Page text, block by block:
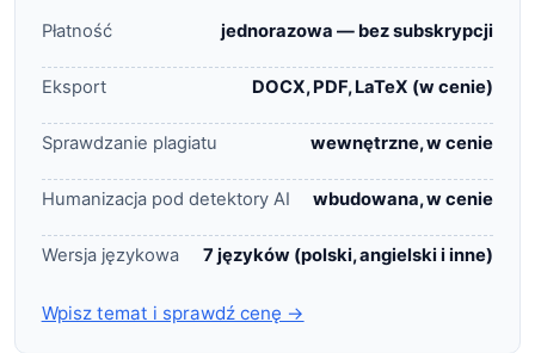
Płatność jednorazowa — bez subskrypcji
Eksport DOCX, PDF, LaTeX (w cenie)
Sprawdzanie plagiatu wewnętrzne, w cenie
Humanizacja pod detektory AI wbudowana, w cenie
Wersja językowa 7 języków (polski, angielski i inne)
Wpisz temat i sprawdź cenę →